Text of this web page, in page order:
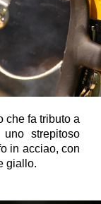
che fa tributo a
strepitoso
in acciao, con
giallo.